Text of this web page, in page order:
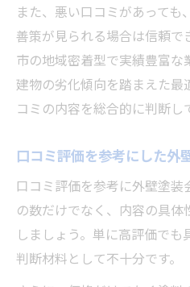
また、悪い口コミがあって
善策が見られる場合は信頼で
市の地域密着型で実績豊富
建物の劣化傾向を踏まえた最
コミの内容を総合的に判断し
口コミ評価を参考にした外
口コミ評価を参考に外壁塗
の数だけでなく、内容の具
しましょう。単に高評価で
判断材料として不十分です。